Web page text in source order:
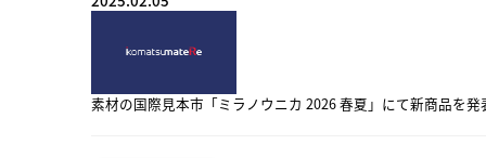
素材の国際見本市「ミラノウニカ 2026 春夏」にて新商品を発